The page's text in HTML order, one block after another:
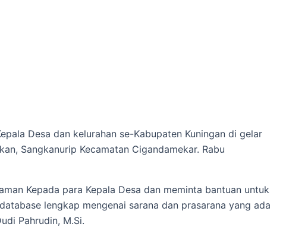
Desa dan kelurahan se-Kabupaten Kuningan di gelar
Sangkanurip Kecamatan Cigandamekar. Rabu
Kepada para Kepala Desa dan meminta bantuan untuk
lengkap mengenai sarana dan prasarana yang ada
Pahrudin, M.Si.